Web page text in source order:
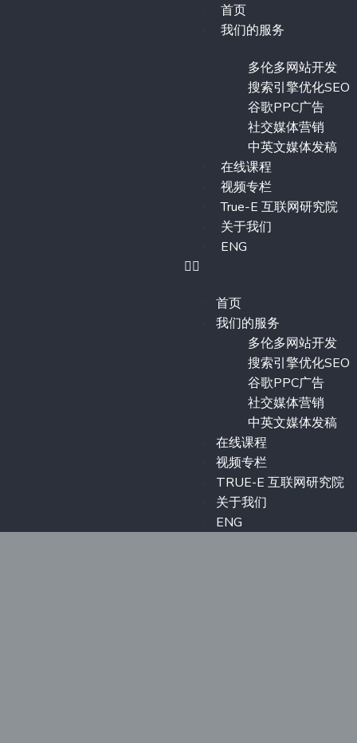
首页
我们的服务
多伦多网站开发
搜索引擎优化SEO
谷歌PPC广告
社交媒体营销
中英文媒体发稿
在线课程
视频专栏
True-E 互联网研究院
关于我们
ENG
首页
我们的服务
多伦多网站开发
搜索引擎优化SEO
谷歌PPC广告
社交媒体营销
中英文媒体发稿
在线课程
视频专栏
TRUE-E 互联网研究院
关于我们
ENG